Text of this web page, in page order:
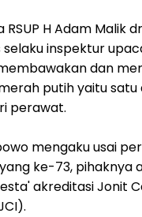
H Adam Malik
selaku inspektur
dan
putih yaitu satu
perawat.
mengaku usai
ke-73, pihaknya
akreditasi Jonit